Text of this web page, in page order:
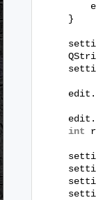
}
int